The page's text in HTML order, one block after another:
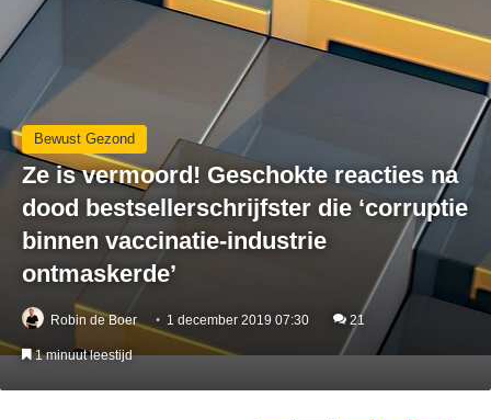
Bewust Gezond
Ze is vermoord! Geschokte reacties na
dood bestsellerschrijfster die ‘corruptie
binnen vaccinatie-industrie
ontmaskerde’
Robin de Boer 1 december 2019 07:30 21
1 minuut leestijd